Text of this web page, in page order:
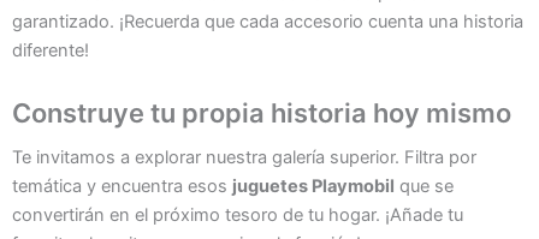
garantizado. ¡Recuerda que cada accesorio cuenta una historia
diferente!
Construye tu propia historia hoy mismo
Te invitamos a explorar nuestra galería superior. Filtra por
temática y encuentra esos juguetes Playmobil que se
convertirán en el próximo tesoro de tu hogar. ¡Añade tu